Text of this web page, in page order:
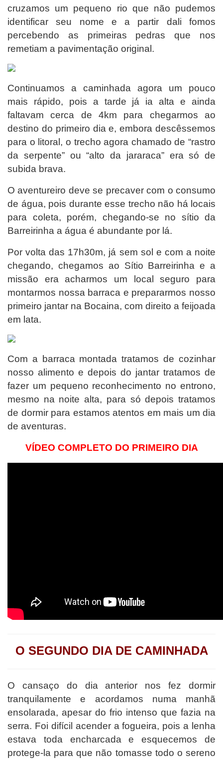
cruzamos um pequeno rio que não pudemos
identificar seu nome e a partir dali fomos
percebendo as primeiras pedras que nos
remetiam a pavimentação original.
Continuamos a caminhada agora um pouco
mais rápido, pois a tarde já ia alta e ainda
faltavam cerca de 4km para chegarmos ao
destino do primeiro dia e, embora descêssemos
para o litoral, o trecho agora chamado de “rastro
da serpente” ou “alto da jararaca” era só de
subida brava.
O aventureiro deve se precaver com o consumo
de água, pois durante esse trecho não há locais
para coleta, porém, chegando-se no sítio da
Barreirinha a água é abundante por lá.
Por volta das 17h30m, já sem sol e com a noite
chegando, chegamos ao Sítio Barreirinha e a
missão era acharmos um local seguro para
montarmos nossa barraca e prepararmos nosso
primeiro jantar na Bocaina, com direito a feijoada
em lata.
Com a barraca montada tratamos de cozinhar
nosso alimento e depois do jantar tratamos de
fazer um pequeno reconhecimento no entrono,
mesmo na noite alta, para só depois tratamos
de dormir para estamos atentos em mais um dia
de aventuras.
VÍDEO COMPLETO DO PRIMEIRO DIA
O SEGUNDO DIA DE CAMINHADA
O cansaço do dia anterior nos fez dormir
tranquilamente e acordamos numa manhã
ensolarada, apesar do frio intenso que fazia na
serra. Foi difícil acender a fogueira, pois a lenha
estava toda encharcada e esquecemos de
protege-la para que não tomasse todo o sereno